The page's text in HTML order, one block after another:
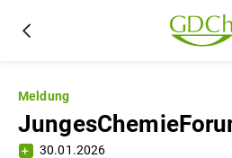
Meldung
30.01.2026